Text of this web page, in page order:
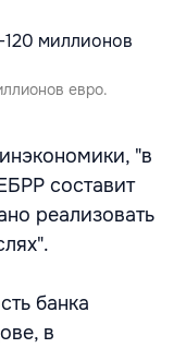
евро.
"в
составит
реализовать
банка
в